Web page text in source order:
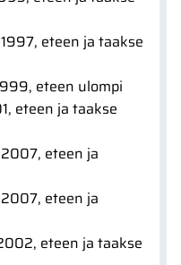
eteen ja taakse
eteen ulompi
eteen ja taakse
eteen ja
eteen ja
eteen ja taakse